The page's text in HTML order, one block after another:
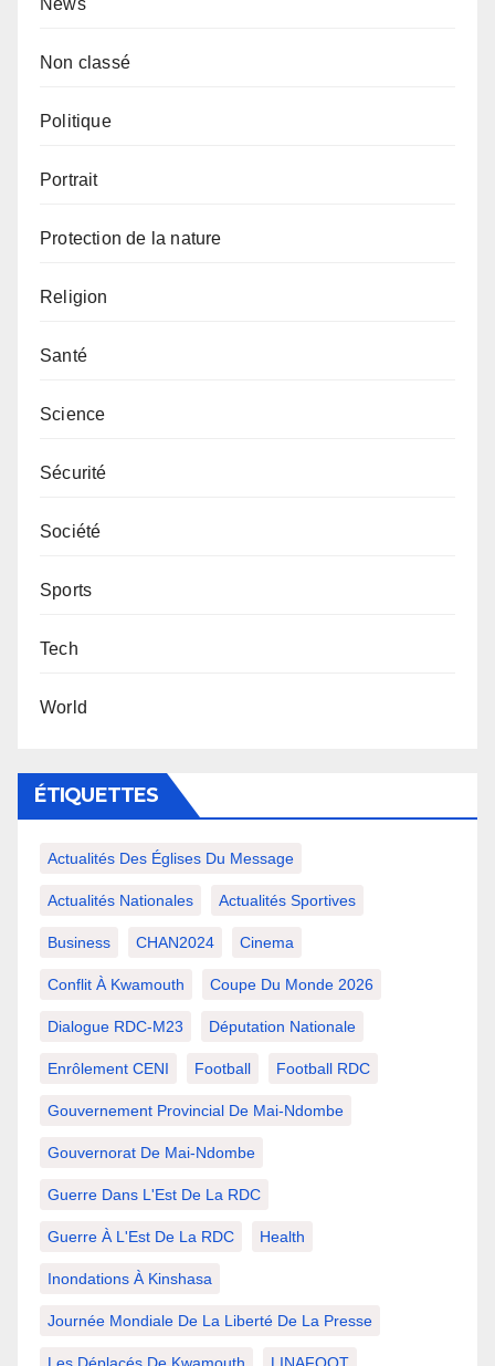
News
Non classé
Politique
Portrait
Protection de la nature
Religion
Santé
Science
Sécurité
Société
Sports
Tech
World
ÉTIQUETTES
Actualités Des Églises Du Message
Actualités Nationales Actualités Sportives
Business CHAN2024 Cinema
Conflit À Kwamouth Coupe Du Monde 2026
Dialogue RDC-M23 Députation Nationale
Enrôlement CENI Football Football RDC
Gouvernement Provincial De Mai-Ndombe
Gouvernorat De Mai-Ndombe
Guerre Dans L'Est De La RDC
Guerre À L'Est De La RDC Health
Inondations À Kinshasa
Journée Mondiale De La Liberté De La Presse